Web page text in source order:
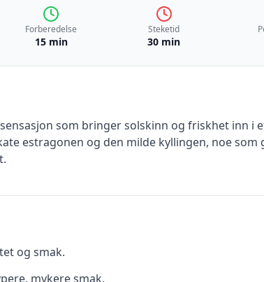
Forberedelse
15 min
Steketid
30 min
som bringer solskinn og friskhet inn i
estragonen og den milde kyllingen, noe
og smak.
mykere smak.